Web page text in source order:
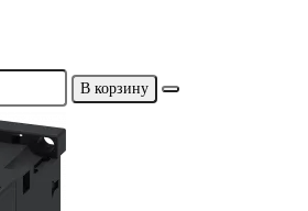
В корзину